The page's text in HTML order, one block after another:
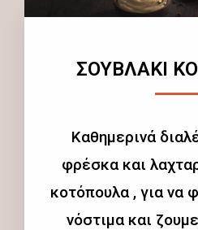
ΣΟΥΒΛΑΚΙ
Καθημερινά
φρέσκα και
κοτόπουλα , για να
νόστιμα και